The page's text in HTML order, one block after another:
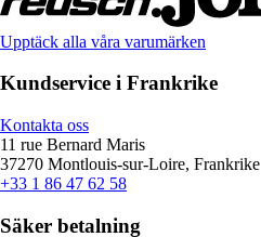
Upptäck alla våra varumärken
Kundservice i Frankrike
Kontakta oss
11 rue Bernard Maris
37270 Montlouis-sur-Loire, Frankrike
+33 1 86 47 62 58
Säker betalning